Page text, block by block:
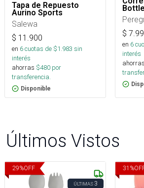
Tapa de Repuesto
Aurino Sports
Salewa
$ 11.900
en 6cuotas de $1.983 sin
interés
ahorras $480 por
transferencia.
Disponible
$
en 6
interés
ahorras
Últimos Vistos
29%OFF
ÚLTIMAS3
31 %